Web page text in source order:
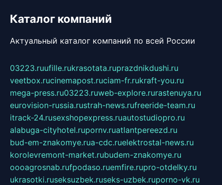
Каталог компаний
Актуальный каталог компаний по всей России
03223.ruufille.rukrasotata.ruprazdnikdushi.ru
veetbox.rucinemapost.ruciam-fr.rukraft-you.ru
mega-press.ru03223.ruweb-explore.rurastenuya.ru
eurovision-russia.rustrah-news.rufreeride-team.ru
itrack-24.rusexshopexpress.ruautostudiopro.ru
alabuga-cityhotel.rupornv.ruatlantpereezd.ru
bud-em-znakomye.rua-cdc.ruelektrostal-news.ru
korolevremont-market.rubudem-znakomye.ru
oooagrosnab.rufpodaso.ruemfire.rupro-otdelky.ru
ukrasotki.ruseksuzbek.ruseks-uzbek.ruporno-vk.ru